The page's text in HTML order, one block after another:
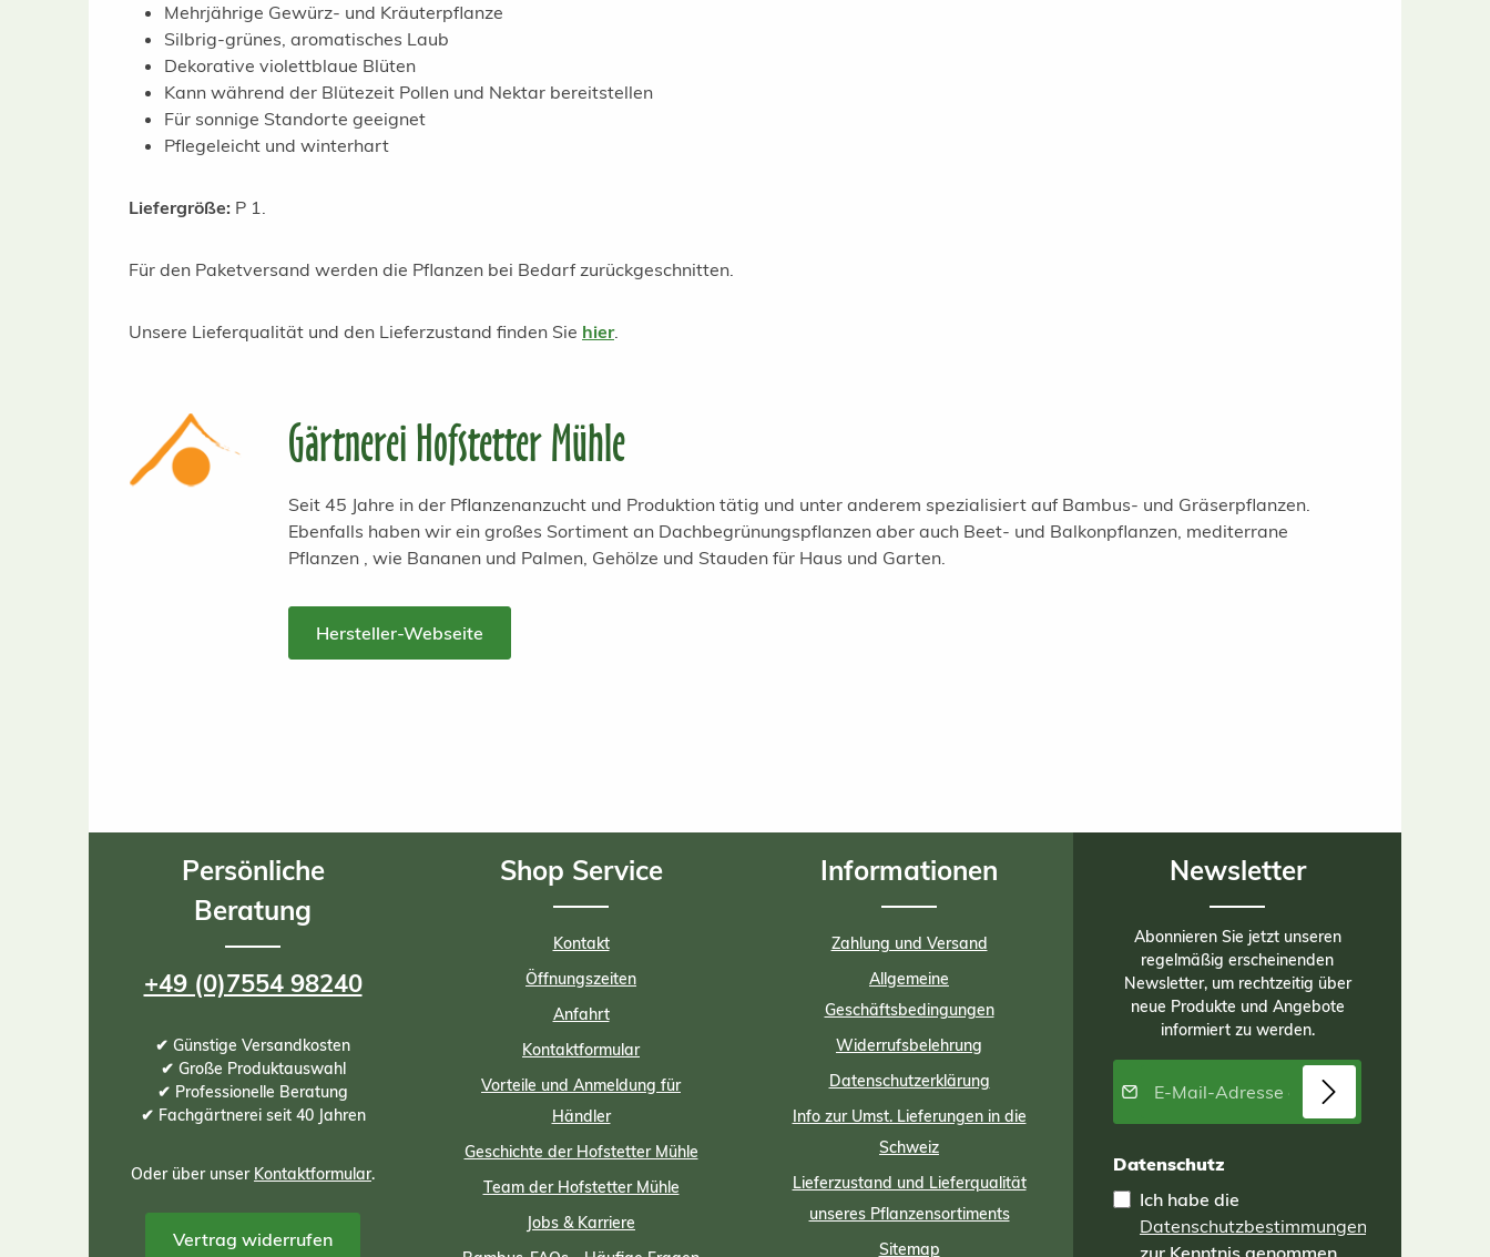
Mehrjährige Gewürz- und Kräuterpflanze
Silbrig-grünes, aromatisches Laub
Dekorative violettblaue Blüten
Kann während der Blütezeit Pollen und Nektar bereitstellen
Für sonnige Standorte geeignet
Pflegeleicht und winterhart
Liefergröße: P 1.
Für den Paketversand werden die Pflanzen bei Bedarf zurückgeschnitten.
Unsere Lieferqualität und den Lieferzustand finden Sie hier.
Gärtnerei Hofstetter Mühle
Seit 45 Jahre in der Pflanzenanzucht und Produktion tätig und unter anderem spezialisiert auf Bambus- und Gräserpflanzen.
Ebenfalls haben wir ein großes Sortiment an Dachbegrünungspflanzen aber auch Beet- und Balkonpflanzen, mediterrane
Pflanzen , wie Bananen und Palmen, Gehölze und Stauden für Haus und Garten.
Hersteller-Webseite
Persönliche
Beratung
+49 (0)7554 98240
✔ Günstige Versandkosten
✔ Große Produktauswahl
✔ Professionelle Beratung
✔ Fachgärtnerei seit 40 Jahren
Oder über unser Kontaktformular.
Vertrag widerrufen
Shop Service
Kontakt
Öffnungszeiten
Anfahrt
Kontaktformular
Vorteile und Anmeldung für
Händler
Geschichte der Hofstetter Mühle
Team der Hofstetter Mühle
Jobs & Karriere
Informationen
Zahlung und Versand
Allgemeine
Geschäftsbedingungen
Widerrufsbelehrung
Datenschutzerklärung
Info zur Umst. Lieferungen in die
Schweiz
Lieferzustand und Lieferqualität
unseres Pflanzensortiments
Sitemap
Newsletter
Abonnieren Sie jetzt unseren
regelmäßig erscheinenden
Newsletter, um rechtzeitig über
neue Produkte und Angebote
informiert zu werden.
E-Mail-Adresse*
Datenschutz
Ich habe die
Datenschutzbestimmungen
zur Kenntnis genommen